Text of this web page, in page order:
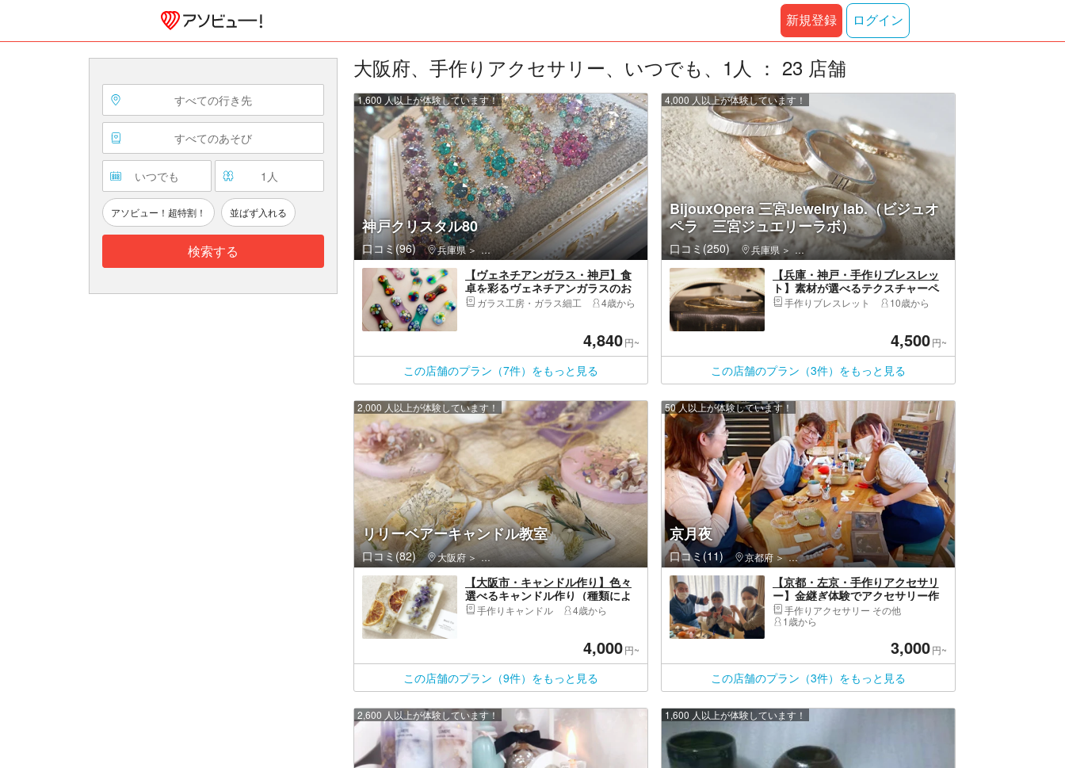
新規登録 ログイン
すべての行き先
すべてのあそび
いつでも 1 人
アソビュー！超特割！ 並ばず入れる
検索する
大阪府、手作りアクセサリー、いつでも、1人 ： 23 店舗
神戸クリスタル80
口コミ(96) 兵庫県 中央区（神戸市）・元町・三宮・ポートアイランド・ハーバーランド
1,600 人以上が体験しています！
【ヴェネチアンガラス・神戸】食
卓を彩るヴェネチアンガラスのお
箸置きづくり（2個）
ガラス工房・ガラス細工 4歳から
4,840円~
この店舗のプラン（7件）をもっと見る
BijouxOpera 三宮Jewelry lab.（ビジュオ
ペラ 三宮ジュエリーラボ）
口コミ(250) 兵庫県 中央区（神戸市）・元町・三宮・ポートアイランド・ハーバー
4,000 人以上が体験しています！
【兵庫・神戸・手作りブレスレッ
ト】素材が選べるテクスチャーペ
アバングル（1組）満席の場合すぐ
手作りブレスレット 10歳から
4,500円~
この店舗のプラン（3件）をもっと見る
リリーベアーキャンドル教室
口コミ(82) 大阪府 中央区（大阪市）・大阪城公園・天満橋・道頓堀・アメリカ村
2,000 人以上が体験しています！
【大阪市・キャンドル作り】色々
選べるキャンドル作り（種類によ
り値段が変動します）
手作りキャンドル 4歳から
4,000円~
この店舗のプラン（9件）をもっと見る
京月夜
口コミ(11) 京都府 右京区（京都市）・嵐山・高雄
50 人以上が体験しています！
【京都・左京・手作りアクセサリ
ー】金継ぎ体験でアクセサリー作
り。お手軽コース
手作りアクセサリー その他
1歳から
3,000円~
この店舗のプラン（3件）をもっと見る
2,600 人以上が体験しています！ 1,600 人以上が体験しています！